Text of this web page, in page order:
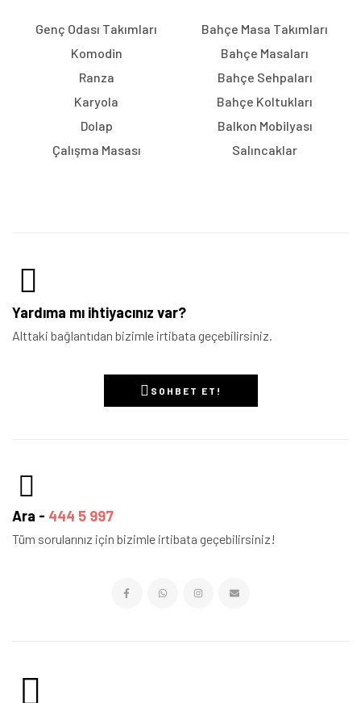
Genç Odası Takımları
Komodin
Ranza
Karyola
Dolap
Çalışma Masası
Bahçe Masa Takımları
Bahçe Masaları
Bahçe Sehpaları
Bahçe Koltukları
Balkon Mobilyası
Salıncaklar
Yardıma mı ihtiyacınız var?
Alttaki bağlantıdan bizimle irtibata geçebilirsiniz.
SOHBET ET!
Ara - 444 5 997
Tüm sorularınız için bizimle irtibata geçebilirsiniz!